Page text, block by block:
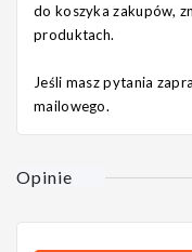
do koszyka zakupów,
produktach.
Jeśli masz pytania
mailowego.
Opinie